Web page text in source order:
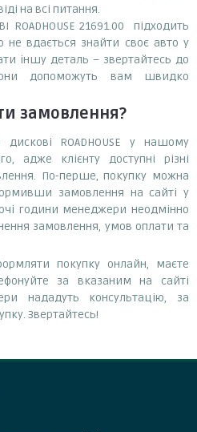
на всі питання.
21691.00 підходить
не вдається знайти своє авто у
іншу деталь – звертайтесь до
допоможуть вам швидко
замовлення?
ROADHOUSE у нашому
адже клієнту доступні різні
По-перше, покупку можна
замовлення на сайті у
години менеджери неодмінно
замовлення, умов оплати та
покупку онлайн, маєте
за вказаним на сайті
нададуть консультацію, за
Звертайтесь!